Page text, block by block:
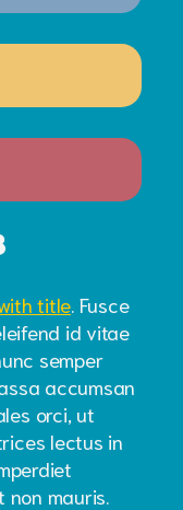
title. Fusce
id vitae
semper
accumsan
orci, ut
lectus in
non mauris.